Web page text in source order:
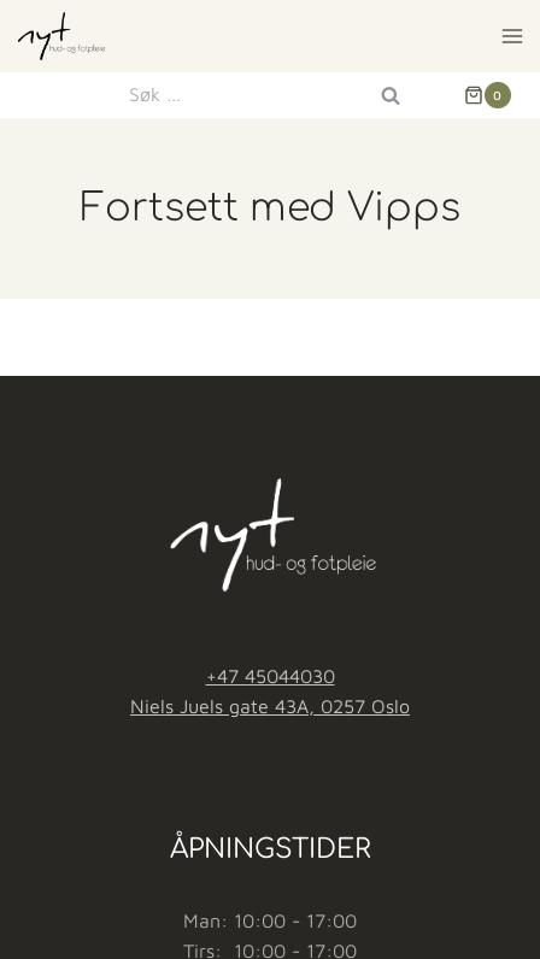
0
Fortsett med Vipps
+47 45044030
Niels Juels gate 43A, 0257 Oslo
ÅPNINGSTIDER
Man: 10:00 - 17:00
Tirs: 10:00 - 17:00